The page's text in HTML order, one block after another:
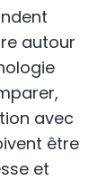
autour
avec
être
et